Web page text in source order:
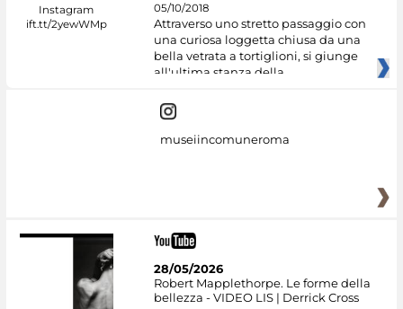
05/10/2018
Attraverso uno stretto passaggio con
una curiosa loggetta chiusa da una
bella vetrata a tortiglioni, si giunge
all'ultima stanza della
museiincomuneroma
28/05/2026
Robert Mapplethorpe. Le forme della
bellezza - VIDEO LIS | Derrick Cross